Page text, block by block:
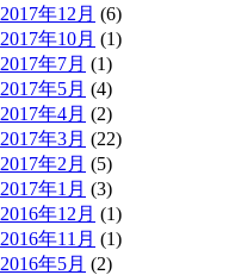
2017年12月 (6)
2017年10月 (1)
2017年7月 (1)
2017年5月 (4)
2017年4月 (2)
2017年3月 (22)
2017年2月 (5)
2017年1月 (3)
2016年12月 (1)
2016年11月 (1)
2016年5月 (2)